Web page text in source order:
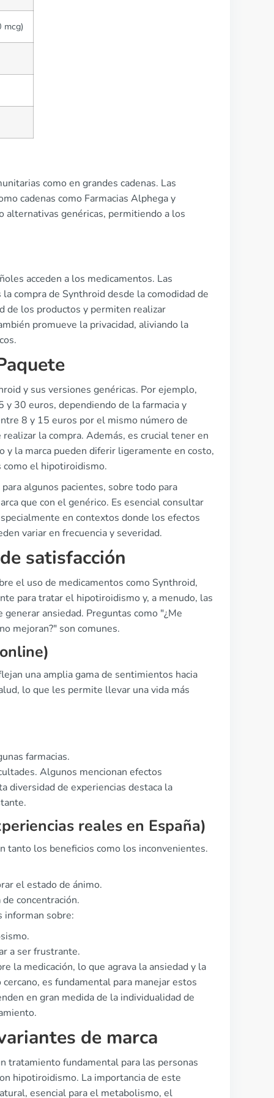
mcg)
como en grandes cadenas. Las
cadenas como Farmacias Alphega y
alternativas genéricas, permitiendo a los
acceden a los medicamentos. Las
compra de Synthroid desde la comodidad de
de los productos y permiten realizar
promueve la privacidad, aliviando la
y sus versiones genéricas. Por ejemplo,
30 euros, dependiendo de la farmacia y
8 y 15 euros por el mismo número de
la compra. Además, es crucial tener en
la marca pueden diferir ligeramente en costo,
como el hipotiroidismo.
algunos pacientes, sobre todo para
que con el genérico. Es esencial consultar
en contextos donde los efectos
variar en frecuencia y severidad.
satisfacción
el uso de medicamentos como Synthroid,
para tratar el hipotiroidismo y, a menudo, las
ansiedad. Preguntas como "¿Me
mejoran?" son comunes.
una amplia gama de sentimientos hacia
lo que les permite llevar una vida más
farmacias.
Algunos mencionan efectos
diversidad de experiencias destaca la
reales en España)
tanto los beneficios como los inconvenientes.
el estado de ánimo.
concentración.
informan sobre:
a ser frustrante.
la medicación, lo que agrava la ansiedad y la
es fundamental para manejar estos
en gran medida de la individualidad de
de marca
tratamiento fundamental para las personas
hipotiroidismo. La importancia de este
esencial para el metabolismo, el